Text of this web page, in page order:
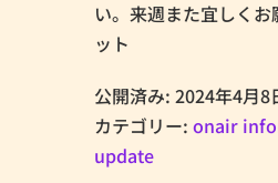
い。来週また宜しく
ット
公開済み: 2024年4月8
カテゴリー: onair
update